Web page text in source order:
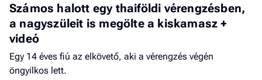
Számos halott egy thaiföldi vérengzésben,
a nagyszüleit is megölte a kiskamasz +
videó
Egy 14 éves fiú az elkövető, aki a vérengzés végén
öngyilkos lett.